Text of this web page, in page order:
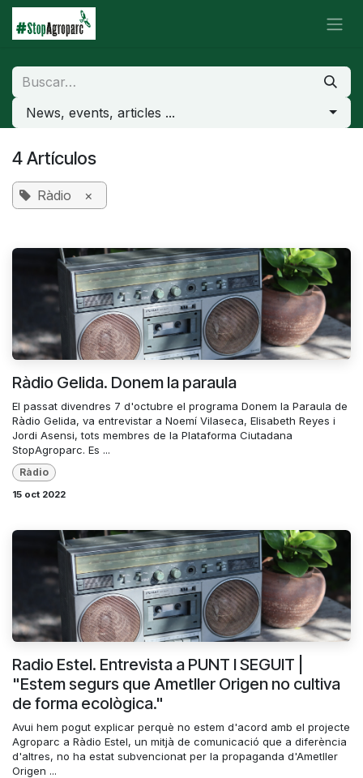
Ir al contenido
News, events, articles ...
4 Artículos
Ràdio ×
Ràdio Gelida. Donem la paraula
El passat divendres 7 d'octubre el programa Donem la Paraula de
Ràdio Gelida, va entrevistar a Noemí Vilaseca, Elisabeth Reyes i
Jordi Asensi, tots membres de la Plataforma Ciutadana
StopAgroparc. Es ...
Ràdio
15 oct 2022
Radio Estel. Entrevista a PUNT I SEGUIT |
"Estem segurs que Ametller Origen no cultiva
de forma ecològica."
Avui hem pogut explicar perquè no estem d'acord amb el projecte
Agroparc a Ràdio Estel, un mitjà de comunicació que a diferència
d'altres, no ha estat subvencionat per la propaganda d'Ametller
Origen ...